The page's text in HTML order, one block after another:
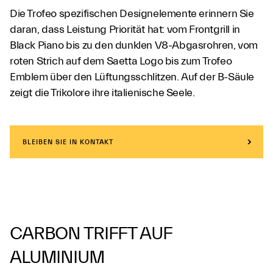
Die Trofeo spezifischen Designelemente erinnern Sie
daran, dass Leistung Priorität hat: vom Frontgrill in
Black Piano bis zu den dunklen V8-Abgasrohren, vom
roten Strich auf dem Saetta Logo bis zum Trofeo
Emblem über den Lüftungsschlitzen. Auf der B-Säule
zeigt die Trikolore ihre italienische Seele.
BLEIBEN SIE IN KONTAKT
CARBON TRIFFT AUF
ALUMINIUM